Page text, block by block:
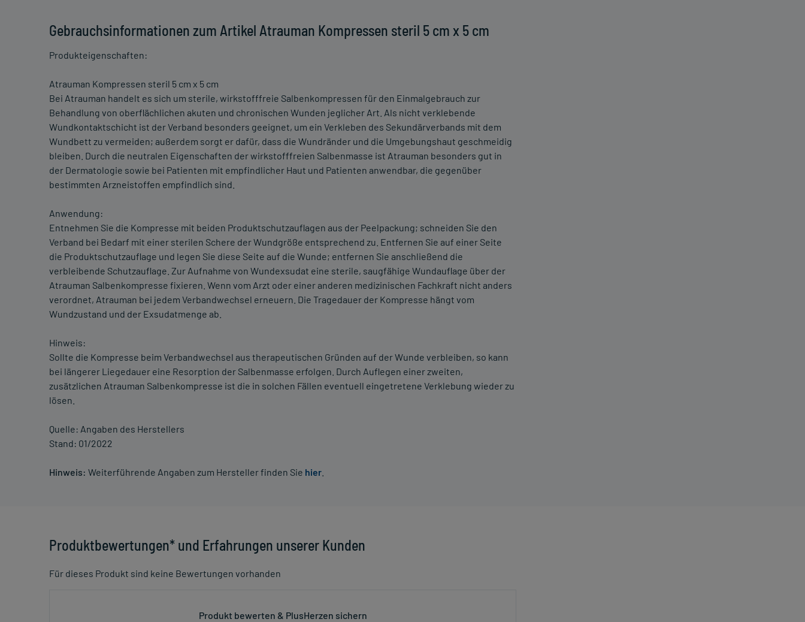
Gebrauchsinformationen zum Artikel Atrauman Kompressen steril 5 cm x 5 cm
Produkteigenschaften:
Atrauman Kompressen steril 5 cm x 5 cm
Bei Atrauman handelt es sich um sterile, wirkstofffreie Salbenkompressen für den Einmalgebrauch zur
Behandlung von oberflächlichen akuten und chronischen Wunden jeglicher Art. Als nicht verklebende
Wundkontaktschicht ist der Verband besonders geeignet, um ein Verkleben des Sekundärverbands mit dem
Wundbett zu vermeiden; außerdem sorgt er dafür, dass die Wundränder und die Umgebungshaut geschmeidig
bleiben. Durch die neutralen Eigenschaften der wirkstofffreien Salbenmasse ist Atrauman besonders gut in
der Dermatologie sowie bei Patienten mit empfindlicher Haut und Patienten anwendbar, die gegenüber
bestimmten Arzneistoffen empfindlich sind.
Anwendung:
Entnehmen Sie die Kompresse mit beiden Produktschutzauflagen aus der Peelpackung; schneiden Sie den
Verband bei Bedarf mit einer sterilen Schere der Wundgröße entsprechend zu. Entfernen Sie auf einer Seite
die Produktschutzauflage und legen Sie diese Seite auf die Wunde; entfernen Sie anschließend die
verbleibende Schutzauflage. Zur Aufnahme von Wundexsudat eine sterile, saugfähige Wundauflage über der
Atrauman Salbenkompresse fixieren. Wenn vom Arzt oder einer anderen medizinischen Fachkraft nicht anders
verordnet, Atrauman bei jedem Verbandwechsel erneuern. Die Tragedauer der Kompresse hängt vom
Wundzustand und der Exsudatmenge ab.
Hinweis:
Sollte die Kompresse beim Verbandwechsel aus therapeutischen Gründen auf der Wunde verbleiben, so kann
bei längerer Liegedauer eine Resorption der Salbenmasse erfolgen. Durch Auflegen einer zweiten,
zusätzlichen Atrauman Salbenkompresse ist die in solchen Fällen eventuell eingetretene Verklebung wieder zu
lösen.
Quelle: Angaben des Herstellers
Stand: 01/2022
Hinweis: Weiterführende Angaben zum Hersteller finden Sie hier
Produktbewertungen* und Erfahrungen unserer Kunden
Für dieses Produkt sind keine Bewertungen vorhanden
Produkt bewerten & PlusHerzen sichern